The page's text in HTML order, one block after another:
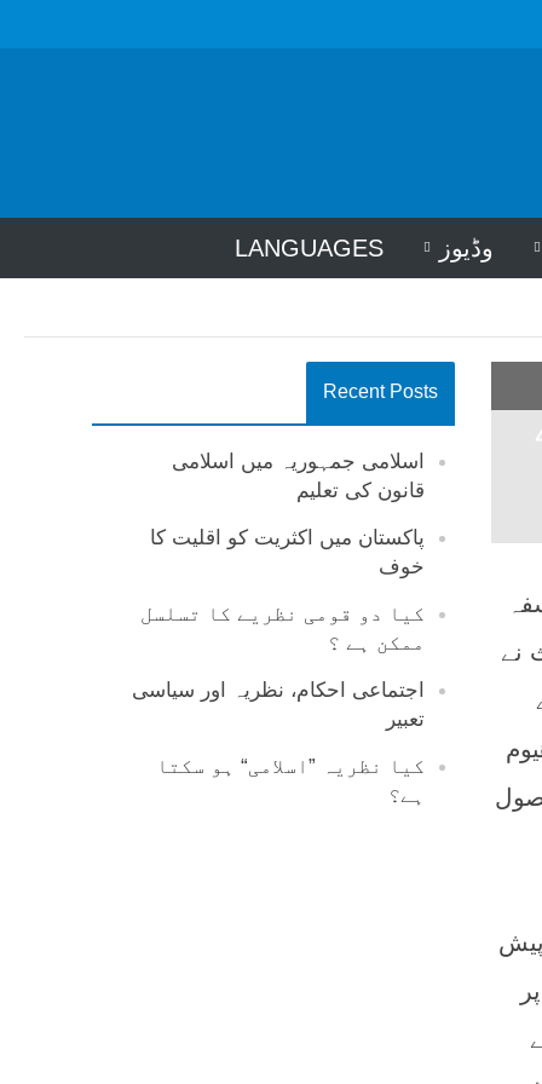
وڈیوز LANGUAGES
Recent Posts
اسلامی جمہوریہ میں اسلامی
قانون کی تعلیم
پاکستان میں اکثریت کو اقلیت کا
خوف
کیا دو قومی نظریے کا تسلسل
ممکن ہے ؟
اجتماعی احکام، نظریہ اور سیاسی
تعبیر
کیا نظریہ ”اسلامی“ ہو سکتا
ہے؟
نے